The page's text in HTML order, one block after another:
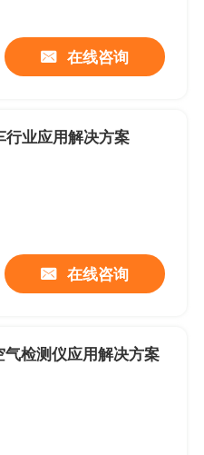
在线咨询
行业应用解决方案
在线咨询
气检测仪应用解决方案